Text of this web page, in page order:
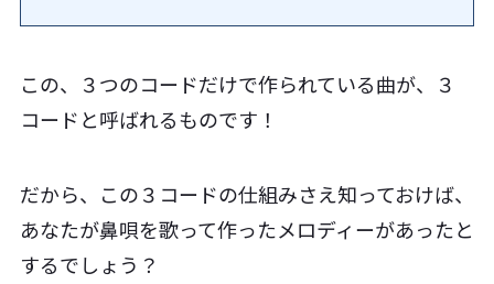
この、３つのコードだけで作られている曲が、３
コードと呼ばれるものです！
だから、この３コードの仕組みさえ知っておけば、
あなたが鼻唄を歌って作ったメロディーがあったと
するでしょう？